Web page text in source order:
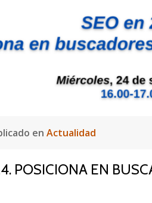
en Actualidad
POSICIONA EN